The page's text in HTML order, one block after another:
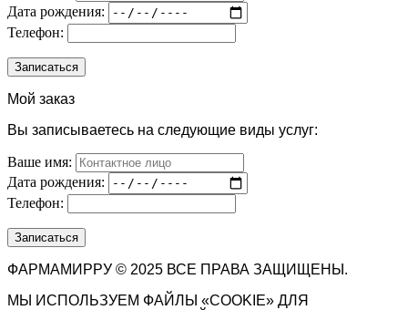
Дата рождения:
Телефон:
Мой заказ
Вы записываетесь на следующие виды услуг:
Ваше имя:
Дата рождения:
Телефон:
ФАРМАМИРРУ © 2025 ВСЕ ПРАВА ЗАЩИЩЕНЫ.
МЫ ИСПОЛЬЗУЕМ ФАЙЛЫ «COOKIE» ДЛЯ